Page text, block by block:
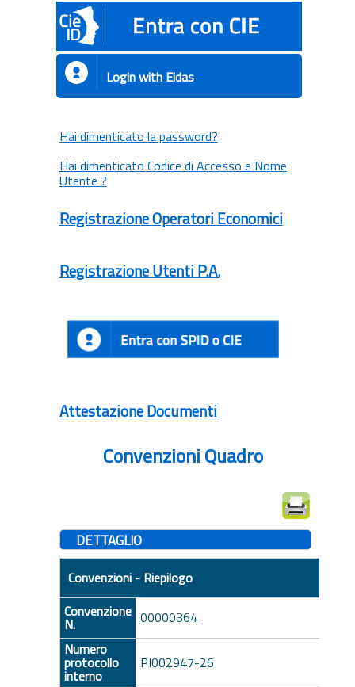
Login with Eidas
Hai dimenticato la password?
Hai dimenticato Codice di Accesso e Nome
Utente ?
Registrazione Operatori Economici
Registrazione Utenti P.A.
Attestazione Documenti
Convenzioni Quadro
DETTAGLIO
Convenzioni - Riepilogo
Convenzione
N.
00000364
Numero
protocollo
interno
PI002947-26